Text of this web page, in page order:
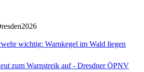
wichtig: Warnkegel im Wald liegen
zum Warnstreik auf - Dresdner ÖPNV